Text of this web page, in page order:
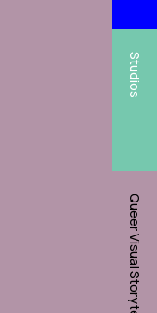
Studios